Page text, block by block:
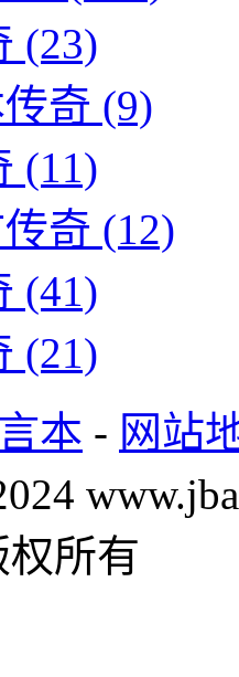
(23)
奇 (9)
(11)
奇 (12)
(41)
(21)
本 - 网站
所有